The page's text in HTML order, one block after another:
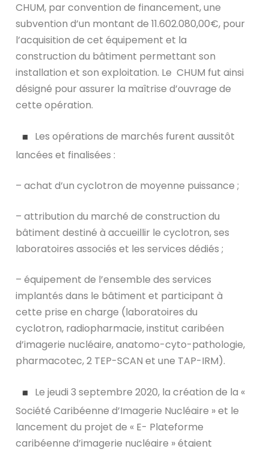
CHUM, par convention de financement, une
subvention d’un montant de 11.602.080,00€, pour
l’acquisition de cet équipement et la
construction du bâtiment permettant son
installation et son exploitation. Le CHUM fut ainsi
désigné pour assurer la maîtrise d’ouvrage de
cette opération.
Les opérations de marchés furent aussitôt
lancées et finalisées :
– achat d’un cyclotron de moyenne puissance ;
– attribution du marché de construction du
bâtiment destiné à accueillir le cyclotron, ses
laboratoires associés et les services dédiés ;
– équipement de l’ensemble des services
implantés dans le bâtiment et participant à
cette prise en charge (laboratoires du
cyclotron, radiopharmacie, institut caribéen
d’imagerie nucléaire, anatomo-cyto-pathologie,
pharmacotec, 2 TEP-SCAN et une TAP-IRM).
Le jeudi 3 septembre 2020, la création de la «
Société Caribéenne d’Imagerie Nucléaire » et le
lancement du projet de « E- Plateforme
caribéenne d’imagerie nucléaire » étaient